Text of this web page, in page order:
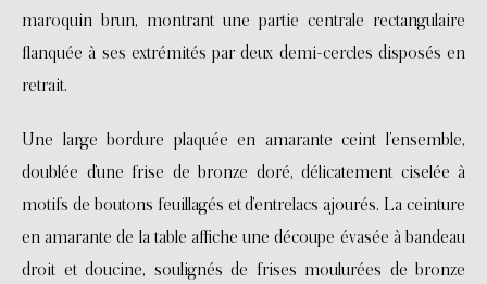
maroquin brun, montrant une partie centrale rectangulaire
flanquée à ses extrémités par deux demi-cercles disposés en
retrait.
Une large bordure plaquée en amarante ceint l’ensemble,
doublée d’une frise de bronze doré, délicatement ciselée à
motifs de boutons feuillagés et d’entrelacs ajourés. La ceinture
en amarante de la table affiche une découpe évasée à bandeau
droit et doucine, soulignés de frises moulurées de bronze